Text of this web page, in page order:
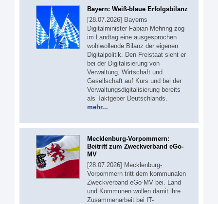
Bayern: Weiß-blaue Erfolgsbilanz
[28.07.2026] Bayerns
Digitalminister Fabian Mehring zog
im Landtag eine ausgesprochen
wohlwollende Bilanz der eigenen
Digitalpolitik. Den Freistaat sieht er
bei der Digitalisierung von
Verwaltung, Wirtschaft und
Gesellschaft auf Kurs und bei der
Verwaltungsdigitalisierung bereits
als Taktgeber Deutschlands.
mehr...
Mecklenburg-Vorpommern:
Beitritt zum Zweckverband eGo-
MV
[28.07.2026] Mecklenburg-
Vorpommern tritt dem kommunalen
Zweckverband eGo-MV bei. Land
und Kommunen wollen damit ihre
Zusammenarbeit bei IT-